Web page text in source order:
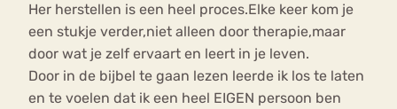
Her herstellen is een heel proces.Elke keer kom je
een stukje verder,niet alleen door therapie,maar
door wat je zelf ervaart en leert in je leven.
Door in de bijbel te gaan lezen leerde ik los te laten
en te voelen dat ik een heel EIGEN persoon ben